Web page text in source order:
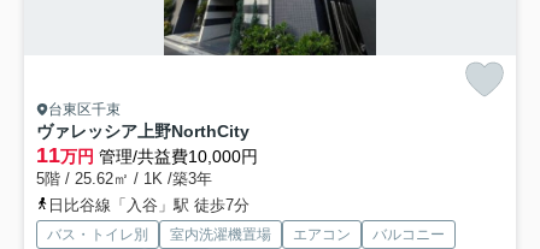
台東区千束
ヴァレッシア上野NorthCity
11万円 管理/共益費10,000円
5階 / 25.62㎡ / 1K /築3年
日比谷線「入谷」駅 徒歩7分
バス・トイレ別 室内洗濯機置場 エアコン
バルコニー